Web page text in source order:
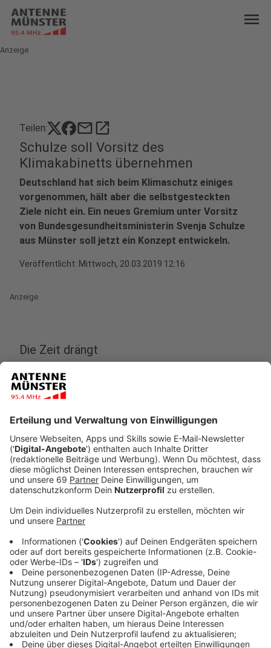
menu
Anzeige
Teilen: mailopen_in_new
Schulze soll Vorsitz des
Klimakabinetts übernehmen
Deutschland hat sich beim Klimaschutz einiges
vorgenommen, hält aber die selbstgesteckten
Ziele nicht ein. Ein neues Gremium unter Vorsitz
von Bundesgesundheitsministerin Svenja Schulze
aus Münster soll jetzt ein Konzept entwickeln.
Veröffentlicht: Mittwoch, 20.03.2019 12:16
Anzeige
Die Zeit drängt
Klimakabinett einsetzen. In diesem Ausschuss sollen
Minister einen Vorschlag erarbeiten, mit welchen
Gesetzen Deutschland seine Ziele und
Verpflichtungen im Klimaschutz einhalten kann.
Anzeige
Als beauftragte Vorsitzende des Gremiums ist
Bundesumweltministerin Svenja Schulze (SPD) aus
Münster vorgesehen, wie aus der Vorlage für den
Kabinettsbeschluss hervorgeht. Sie lag der Deutschen
Presse-Agentur am Mittwoch (20.03.) vor.
Anzeige